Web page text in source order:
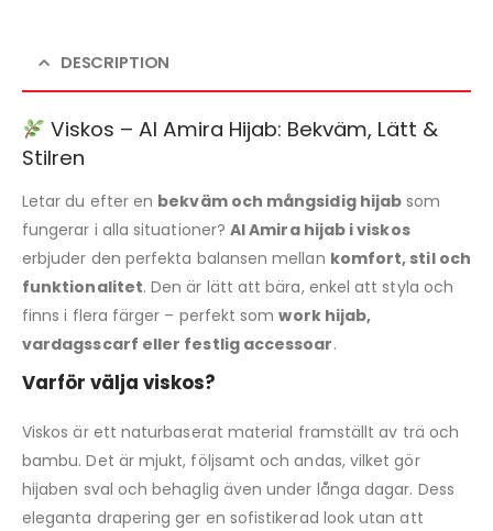
DESCRIPTION
Viskos – Al Amira Hijab: Bekväm, Lätt &
Stilren
Letar du efter en bekväm och mångsidig hijab som
fungerar i alla situationer?Al Amira hijab i viskos
erbjuder den perfekta balansen mellan komfort, stil och
funktionalitet. Den är lätt att bära, enkel att styla och
finns i flera färger – perfekt somwork hijab,
vardagsscarf eller festlig accessoar.
Varför välja viskos?
Viskos är ett naturbaserat material framställt av trä och
bambu. Det är mjukt, följsamt och andas, vilket gör
hijaben sval och behaglig även under långa dagar. Dess
eleganta drapering ger en sofistikerad look utan att